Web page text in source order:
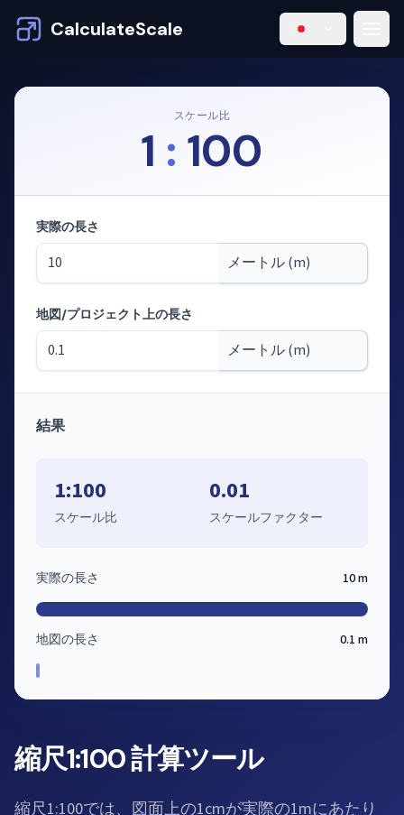
CalculateScale
縮尺1:100 計算ツール
縮尺1:100では、図面上の1cmが実際の1mにあたり
スケール比
1 : 100
モード：縮尺から長さを計算
実際の長さ
地図/プロジェクト上の長さ
結果
1:100
スケール比
0.01
スケールファクター
実際の長さ 10 m
地図の長さ 0.1 m